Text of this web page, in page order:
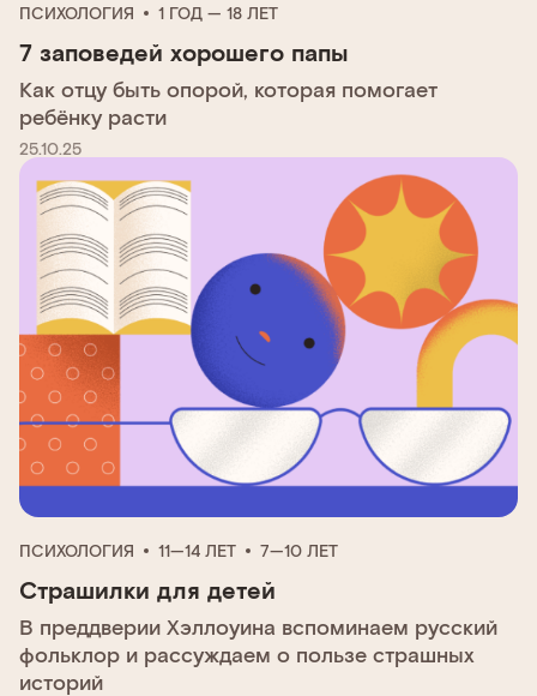
ПСИХОЛОГИЯ 1 ГОД — 18 ЛЕТ
7 заповедей хорошего папы
Как отцу быть опорой, которая помогает
ребёнку расти
25.10.25
ПСИХОЛОГИЯ 11—14 ЛЕТ 7—10 ЛЕТ
Страшилки для детей
В преддверии Хэллоуина вспоминаем русский
фольклор и рассуждаем о пользе страшных
историй